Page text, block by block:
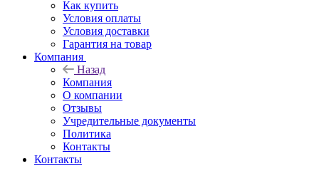
Как купить
Условия оплаты
Условия доставки
Гарантия на товар
Компания
Назад
Компания
О компании
Отзывы
Учредительные документы
Политика
Контакты
Контакты